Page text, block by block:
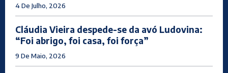
4 De Julho, 2026
Cláudia Vieira despede-se da avó Ludovina:
“Foi abrigo, foi casa, foi força”
9 De Maio, 2026